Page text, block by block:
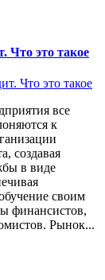
Что это такое
все
к
создавая
в виде
своим
финансистов,
Рынок...